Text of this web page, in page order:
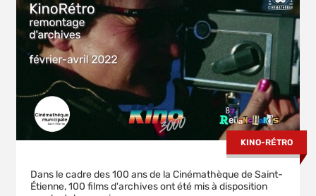
KINO-RÉTRO
Dans le cadre des 100 ans de la Cinémathèque de Saint-
Étienne, 100 films d'archives ont été mis à disposition